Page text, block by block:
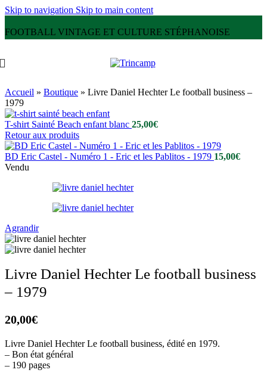
Skip to navigation Skip to main content
FOOTBALL VINTAGE ET CULTURE STÉPHANOISE
Accueil » Boutique » Livre Daniel Hechter Le football business –
1979
T-shirt Sainté Beach enfant blanc 25,00€
Retour aux produits
BD Eric Castel - Numéro 1 - Eric et les Pablitos - 1979 15,00€
Vendu
Agrandir
Livre Daniel Hechter Le football business
– 1979
20,00€
Livre Daniel Hechter Le football business, édité en 1979.
– Bon état général
– 190 pages